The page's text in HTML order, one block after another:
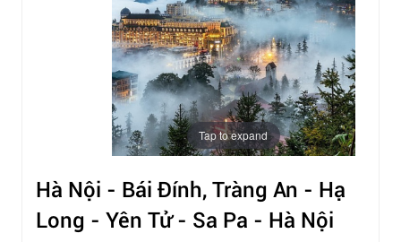
Tap to expand
Hà Nội - Bái Đính, Tràng An - Hạ
Long - Yên Tử - Sa Pa - Hà Nội